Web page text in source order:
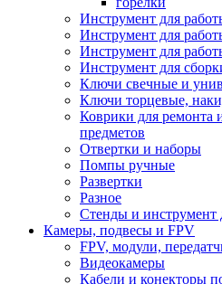
Инструмент для
Инструмент для
Инструмент для
Инструмент для
Ключи свечные и
Ключи торцевые,
Коврики для ремонта
предметов
Отвертки и наборы
Помпы ручные
Развертки
Разное
Стенды и инструмент
Камеры, подвесы и FPV
FPV, модули,
Видеокамеры
Кабели и конекторы